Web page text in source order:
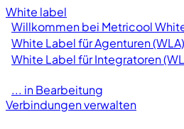
White label
Willkommen bei Metricool
White Label für Agenturen (WLA)
White Label für Integratoren
... in Bearbeitung
Verbindungen verwalten